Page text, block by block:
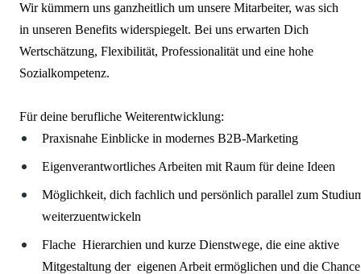
Wir kümmern uns ganzheitlich um unsere Mitarbeiter, was sich
in unseren Benefits widerspiegelt. Bei uns erwarten Dich
Wertschätzung, Flexibilität, Professionalität und eine hohe
Sozialkompetenz.
Für deine berufliche Weiterentwicklung:
Praxisnahe Einblicke in modernes B2B-Marketing
Eigenverantwortliches Arbeiten mit Raum für deine Ideen
Möglichkeit, dich fachlich und persönlich parallel zum
weiterzuentwickeln
Flache Hierarchien und kurze Dienstwege, die eine aktive
Mitgestaltung der eigenen Arbeit ermöglichen und die Chance